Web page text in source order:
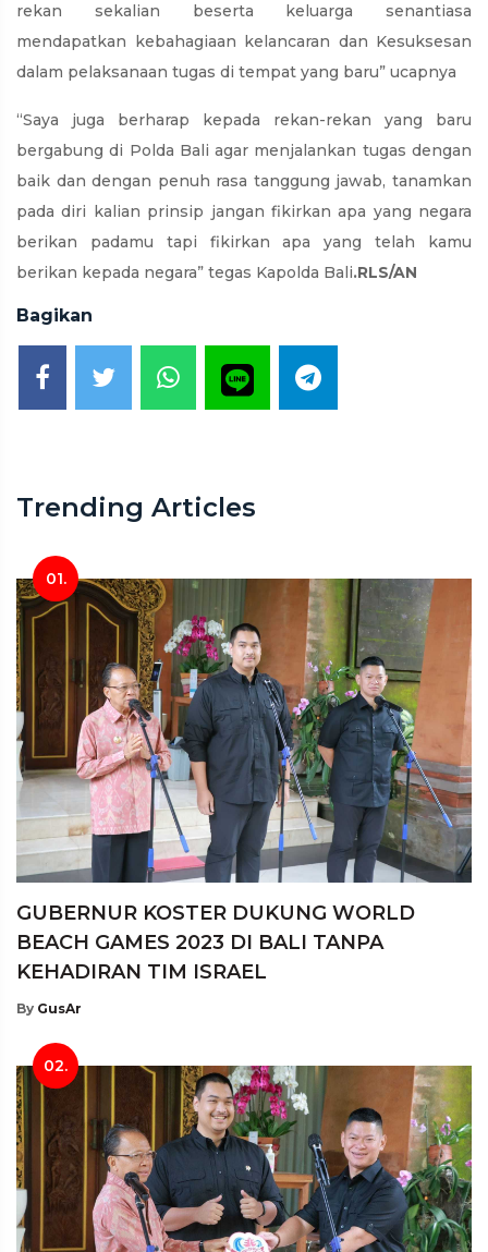
rekan sekalian beserta keluarga senantiasa
mendapatkan kebahagiaan kelancaran dan Kesuksesan
dalam pelaksanaan tugas di tempat yang baru” ucapnya
“Saya juga berharap kepada rekan-rekan yang baru
bergabung di Polda Bali agar menjalankan tugas dengan
baik dan dengan penuh rasa tanggung jawab, tanamkan
pada diri kalian prinsip jangan fikirkan apa yang negara
berikan padamu tapi fikirkan apa yang telah kamu
berikan kepada negara” tegas Kapolda Bali.RLS/AN
Bagikan
Trending Articles
01.
GUBERNUR KOSTER DUKUNG WORLD
BEACH GAMES 2023 DI BALI TANPA
KEHADIRAN TIM ISRAEL
By GusAr
02.